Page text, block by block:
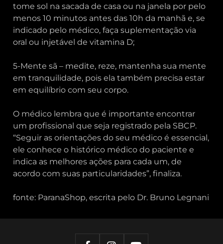
tome sol na sacada de casa ou na janela por pelo
menos 10 minutos antes das 10h da manhã e, se
indicado pelo médico, faça suplementação via
oral ou injetável de vitamina D;
5-Mente sã – medite, reze, mantenha sua mente
em tranquilidade, pois ela também precisa estar
em equilíbrio com seu corpo.
O médico lembra que é importante encontrar
um profissional que seja registrado pela SBCP.
“Seguir as orientações do seu médico é essencial,
ele conhece o histórico médico do paciente e
indica as melhores ações para cada um, de
acordo com suas particularidades”, finaliza.
fonte: ParanaShop, escrita pelo Dr. Bruno Legnani